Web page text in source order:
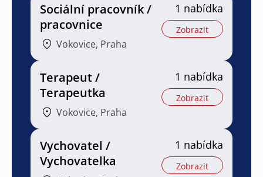
Sociální pracovník /
pracovnice
Vokovice, Praha
1 nabídka
Zobrazit
Terapeut /
Terapeutka
Vokovice, Praha
1 nabídka
Zobrazit
Vychovatel /
Vychovatelka
1 nabídka
Zobrazit